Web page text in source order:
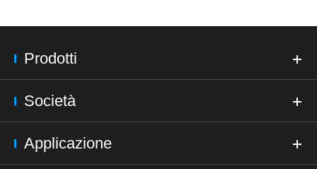
Prodotti
Società
Applicazione